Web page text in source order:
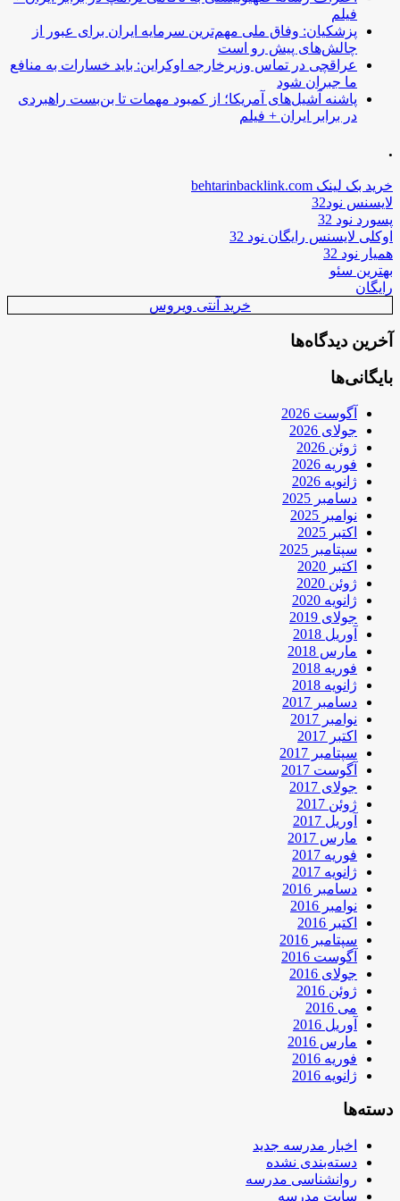
فیلم
پزشکیان: وفاق ملی مهم‌ترین سرمایه ایران برای عبور از
چالش‌های پیش رو است
عراقچی در تماس وزیرخارجه اوکراین: باید خسارات به منافع
ما جبران شود
پاشنه آشیل‌های آمریکا؛ از کمبود مهمات تا بن‌بست راهبردی
در برابر ایران + فیلم
.
خرید بک لینک behtarinbacklink.com
لایسنس نود32
پسورد نود 32
اوکلی لایسنس رایگان نود 32
همیار نود 32
بهترین سئو
رایگان
خرید آنتی ویروس
آخرین دیدگاه‌ها
بایگانی‌ها
آگوست 2026
جولای 2026
ژوئن 2026
فوریه 2026
ژانویه 2026
دسامبر 2025
نوامبر 2025
اکتبر 2025
سپتامبر 2025
اکتبر 2020
ژوئن 2020
ژانویه 2020
جولای 2019
آوریل 2018
مارس 2018
فوریه 2018
ژانویه 2018
دسامبر 2017
نوامبر 2017
اکتبر 2017
سپتامبر 2017
آگوست 2017
جولای 2017
ژوئن 2017
آوریل 2017
مارس 2017
فوریه 2017
ژانویه 2017
دسامبر 2016
نوامبر 2016
اکتبر 2016
سپتامبر 2016
آگوست 2016
جولای 2016
ژوئن 2016
می 2016
آوریل 2016
مارس 2016
فوریه 2016
ژانویه 2016
دسته‌ها
اخبار مدرسه جدید
دسته‌بندی نشده
روانشناسی مدرسه
سایت مدرسه